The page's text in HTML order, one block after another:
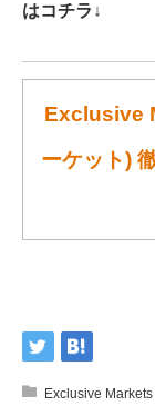
はコチラ↓
Exclusive
ーケット)
Exclusive